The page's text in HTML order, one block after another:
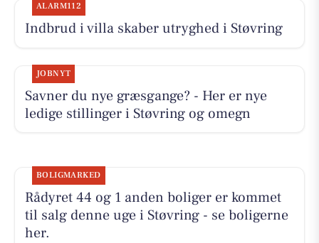
ALARM112
Indbrud i villa skaber utryghed i Støvring
JOBNYT
Savner du nye græsgange? - Her er nye
ledige stillinger i Støvring og omegn
BOLIGMARKED
Rådyret 44 og 1 anden boliger er kommet
til salg denne uge i Støvring - se boligerne
her.